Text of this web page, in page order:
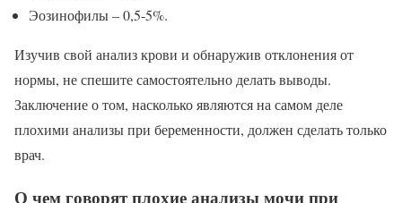
Эозинофилы – 0,5-5%.
Изучив свой анализ крови и обнаружив отклонения от
нормы, не спешите самостоятельно делать выводы.
Заключение о том, насколько являются на самом деле
плохими анализы при беременности, должен сделать только
врач.
О чем говорят плохие анализы мочи при